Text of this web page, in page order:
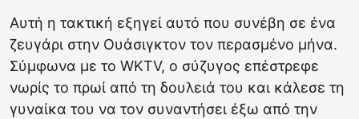
Αυτή η τακτική εξηγεί αυτό που συνέβη σε ένα
ζευγάρι στην Ουάσιγκτον τον περασμένο μήνα.
Σύμφωνα με το WKTV, ο σύζυγος επέστρεφε
νωρίς το πρωί από τη δουλειά του και κάλεσε τη
γυναίκα του να τον συναντήσει έξω από την